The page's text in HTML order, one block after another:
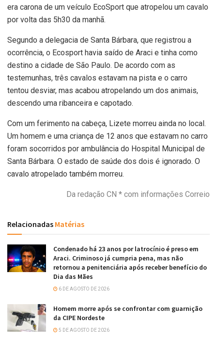
era carona de um veículo EcoSport que atropelou um cavalo
por volta das 5h30 da manhã.
Segundo a delegacia de Santa Bárbara, que registrou a
ocorrência, o Ecosport havia saído de Araci e tinha como
destino a cidade de São Paulo. De acordo com as
testemunhas, três cavalos estavam na pista e o carro
tentou desviar, mas acabou atropelando um dos animais,
descendo uma ribanceira e capotado.
Com um ferimento na cabeça, Lizete morreu ainda no local.
Um homem e uma criança de 12 anos que estavam no carro
foram socorridos por ambulância do Hospital Municipal de
Santa Bárbara. O estado de saúde dos dois é ignorado. O
cavalo atropelado também morreu.
Da redação CN * com informações Correio
Relacionadas Matérias
Condenado há 23 anos por latrocínio é preso em
Araci. Criminoso já cumpria pena, mas não
retornou a penitenciária após receber benefício do
Dia das Mães
6 DE AGOSTO DE 2026
Homem morre após se confrontar com guarnição
da CIPE Nordeste
5 DE AGOSTO DE 2026